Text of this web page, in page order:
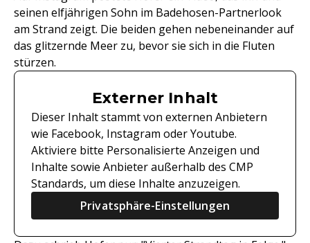
seinen elfjährigen Sohn im Badehosen-Partnerlook
am Strand zeigt. Die beiden gehen nebeneinander auf
das glitzernde Meer zu, bevor sie sich in die Fluten
stürzen.
Externer Inhalt
Dieser Inhalt stammt von externen Anbietern
wie Facebook, Instagram oder Youtube.
Aktiviere bitte Personalisierte Anzeigen und
Inhalte sowie Anbieter außerhalb des CMP
Standards, um diese Inhalte anzuzeigen.
Privatsphäre-Einstellungen